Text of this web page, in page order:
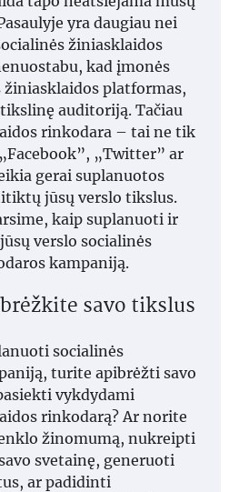
yra daugiau nei
žiniasklaidos
kad įmonės
žiniasklaidos platformas,
auditoriją. Tačiau
rinkodara – tai ne tik
„Twitter” ar
gerai suplanuotos
jūsų verslo tikslus.
kaip suplanuoti ir
verslo socialinės
kampaniją.
savo tikslus
socialinės
turite apibrėžti savo
vykdydami
rinkodarą? Ar norite
žinomumą, nukreipti
svetainę, generuoti
ar padidinti